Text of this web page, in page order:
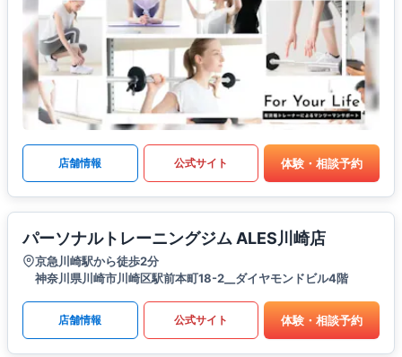
店舗情報 公式サイト 体験・相談予約
パーソナルトレーニングジム ALES川崎店
京急川崎駅から徒歩2分
神奈川県川崎市川崎区駅前本町18-2__ダイヤモンドビル4階
店舗情報 公式サイト 体験・相談予約